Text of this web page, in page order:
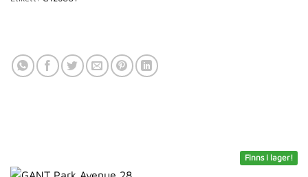
Finns i lager!